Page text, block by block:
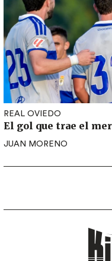
REAL OVIEDO
El gol que trae el
JUAN MORENO